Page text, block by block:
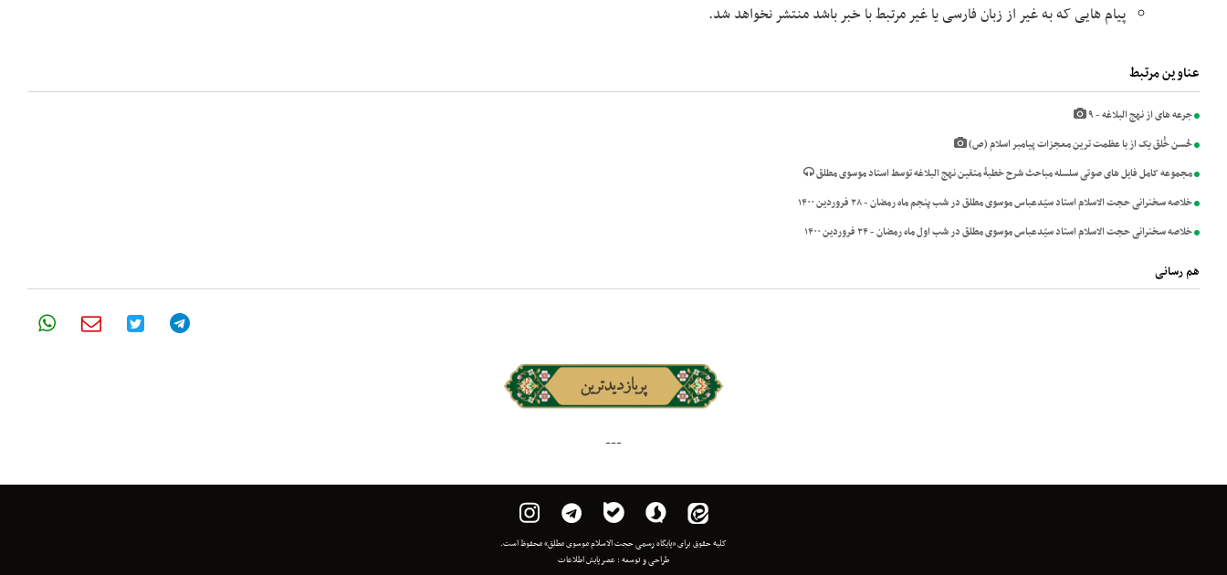
پیام هایی که به غیر از زبان فارسی یا غیر مرتبط با خبر باشد منتشر نخواهد شد.
عناوین مرتبط
جرعه های از نهج البلاغه - ۹
حُسن خُلق یک از با عظمت ترین معجزات پیامبر اسلام (ص)
مجموعه کامل فایل های صوتی سلسله مباحث شرح خطبۀ متقین نهج البلاغه توسط استاد موسوی مطلق
خلاصه سخنرانی حجت الاسلام استاد سیّدعباس موسوی مطلق در شب پنجم ماه رمضان - ۲۸ فروردین ۱۴۰۰
خلاصه سخنرانی حجت الاسلام استاد سیّدعباس موسوی مطلق در شب اول ماه رمضان - ۲۴ فروردین ۱۴۰۰
هم رسانی
پربازدیدترین
---
کلیه حقوق برای «پایگاه رسمی حجت الاسلام موسوی مطلق» محفوظ است.
طراحی و توسعه :عصر پایش اطلاعات